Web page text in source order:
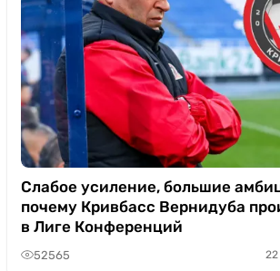
Слабое усиление, большие
почему Кривбасс Вернидуба
в Лиге Конференций
52565 22